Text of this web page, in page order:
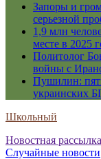
Запоры и
серьезной
1,9 млн
месте в 2025
Политолог
войны с
Пушилин:
украинских
Школьный
Новостная рассылка
Случайные новости